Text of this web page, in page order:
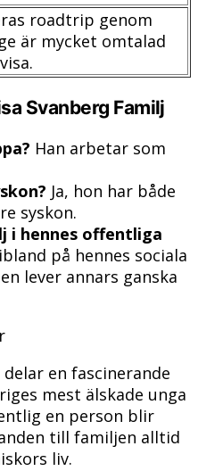
roadtrip genom
är mycket omtalad
Svanberg Familj
Han arbetar som
Ja, hon har både
syskon.
i hennes offentliga
på hennes sociala
lever annars ganska
en fascinerande
mest älskade unga
en person blir
till familjen alltid
liv.